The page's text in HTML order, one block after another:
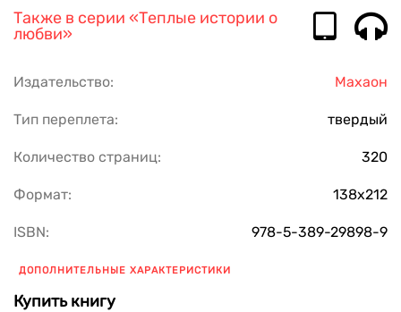
Также в серии «Теплые истории о
любви»
Издательство: Махаон
Тип переплета: твердый
Количество страниц: 320
Формат: 138x212
ISBN: 978-5-389-29898-9
ДОПОЛНИТЕЛЬНЫЕ ХАРАКТЕРИСТИКИ
Купить книгу